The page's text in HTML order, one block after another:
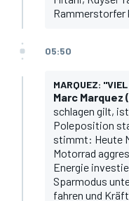
Rammerstorfer
05:50
MARQUEZ:
Marc Marquez
schlagen gilt,
Poleposition
stimmt: Heute
Motorrad
Energie
Sparmodus
fahren und